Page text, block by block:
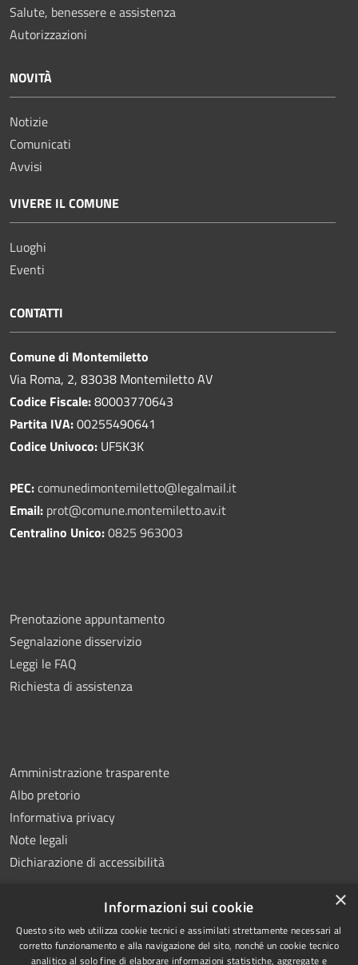
Salute, benessere e assistenza
Autorizzazioni
NOVITÀ
Notizie
Comunicati
Avvisi
VIVERE IL COMUNE
Luoghi
Eventi
CONTATTI
Comune di Montemiletto
Via Roma, 2, 83038 Montemiletto AV
Codice Fiscale:80003770643
Partita IVA:00255490641
Codice Univoco: UF5K3K
PEC:comunedimontemiletto@legalmail.it
Email: prot@comune.montemiletto.av.it
Centralino Unico:0825 963003
Prenotazione appuntamento
Segnalazione disservizio
Leggi le FAQ
Richiesta di assistenza
Amministrazione trasparente
Albo pretorio
Informativa privacy
Note legali
Dichiarazione di accessibilità
RSS
Copyright © 2026 • Comune di
×
Informazioni sui cookie
Questo sito web utilizza cookie tecnici e assimilati strettamente necessari al
corretto funzionamento e alla navigazione del sito, nonché un cookie tecnico
analitico al solo fine di elaborare informazioni statistiche, aggregate e